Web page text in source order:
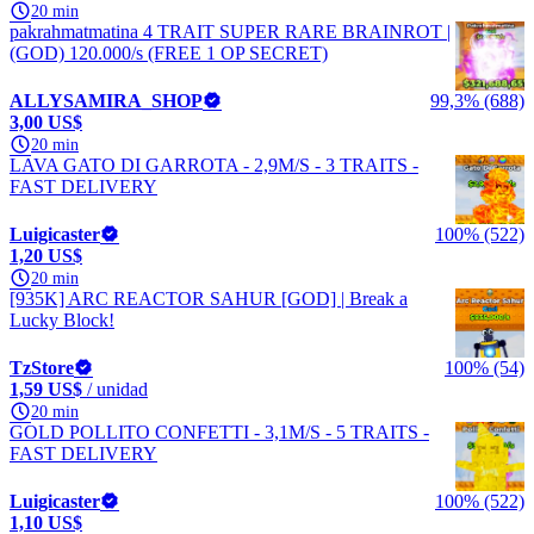
20 min
pakrahmatmatina 4 TRAIT SUPER RARE BRAINROT |
(GOD) 120.000/s (FREE 1 OP SECRET)
ALLYSAMIRA_SHOP
99,3% (688)
3,00 US$
20 min
LAVA GATO DI GARROTA - 2,9M/S - 3 TRAITS -
FAST DELIVERY
Luigicaster
100% (522)
1,20 US$
20 min
[935K] ARC REACTOR SAHUR [GOD] | Break a
Lucky Block!
TzStore
100% (54)
1,59 US$ / unidad
20 min
GOLD POLLITO CONFETTI - 3,1M/S - 5 TRAITS -
FAST DELIVERY
Luigicaster
100% (522)
1,10 US$